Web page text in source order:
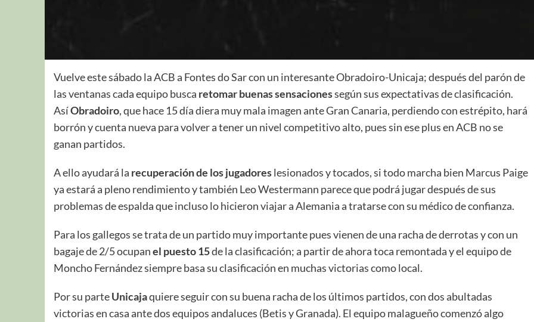
Vuelve este sábado la ACB a Fontes do Sar con un interesante Obradoiro-Unicaja; después del parón de
las ventanas cada equipo busca retomar buenas sensacionessegún sus expectativas de clasificación.
AsíObradoiro, que hace 15 día diera muy mala imagen ante Gran Canaria, perdiendo con estrépito, hará
borrón y cuenta nueva para volver a tener un nivel competitivo alto, pues sin ese plus en ACB no se
ganan partidos.
A ello ayudará la recuperación de los jugadoreslesionados y tocados, si todo marcha bien Marcus Paige
ya estará a pleno rendimiento y también Leo Westermann parece que podrá jugar después de sus
problemas de espalda que incluso lo hicieron viajar a Alemania a tratarse con su médico de confianza.
Para los gallegos se trata de un partido muy importante pues vienen de una racha de derrotas y con un
bagaje de 2/5 ocupanel puesto 15de la clasificación; a partir de ahora toca remontada y el equipo de
Moncho Fernández siempre basa su clasificación en muchas victorias como local.
Por su parteUnicajaquiere seguir con su buena racha de los últimos partidos, con dos abultadas
victorias en casa ante dos equipos andaluces (Betis y Granada). El equipo malagueño comenzó algo